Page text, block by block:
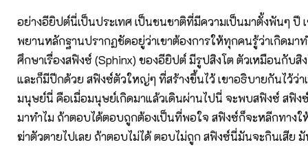
อย่างอียิปต์นี่เป็นประเทศ เป็นชนชาติที่มีความเป็นมาตั้งพันๆ ปี
พยานหลักฐานปรากฏชัดอยู่ว่าเขาต้องการให้ทุกคนรู้ว่าเกิดมา
ศึกษาเรื่องสฟิงซ์ (Sphinx) ของอียิปต์ มีรูปสิงโต ตัวเหมือนกับสิ
และก็มีปีกด้วย สฟิงซ์ตัวใหญ่ๆ ที่สร้างขึ้นไว้ เขาอธิบายกันไว้ว่า
มนุษย์นี่ คือเมื่อมนุษย์เกิดมาแล้วเดินผ่านไปนี่ จะพบสฟิงซ์ สฟิง
มาทำไม ถ้าตอบได้ตอบถูกต้องเป็นที่พอใจ สฟิงซ์ก็จะหลีกทาง
ฆ่าตัวตายไปเลย ถ้าตอบไม่ได้ ตอบไม่ถูก สฟิงซ์นี่มันจะกินเสีย